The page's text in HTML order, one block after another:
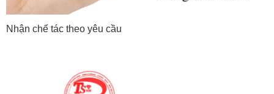
Nhận chế tác theo yêu cầu